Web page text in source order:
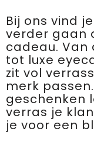
Bij ons vind
verder gaan
cadeau. Van
tot luxe
zit vol
merk
geschenken
verras je
je voor een